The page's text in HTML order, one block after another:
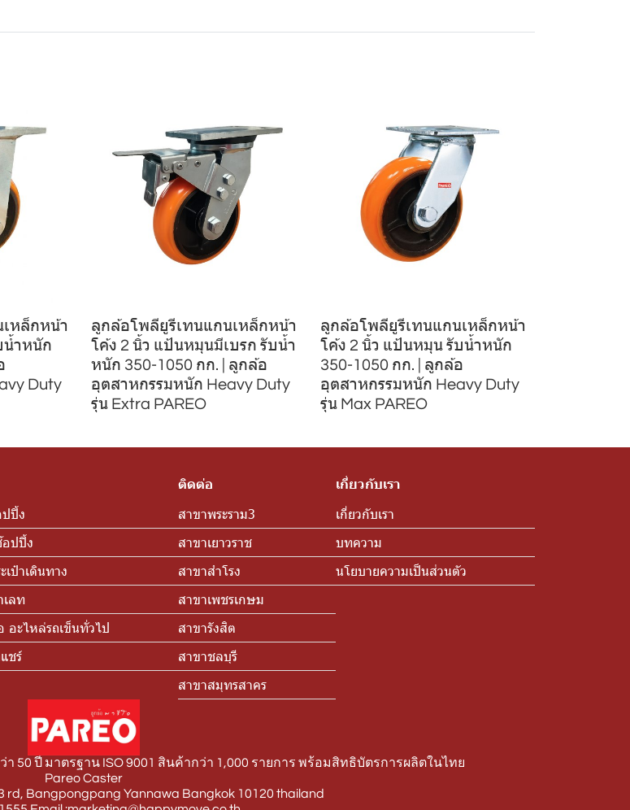
หล็กหน้า
น้ำหนัก
Duty
ลูกล้อโพลียูรีเทนแกนเหล็กหน้า
โค้ง 2 นิ้ว แป้นหมุนมีเบรก รับน้ำ
หนัก 350-1050 กก. | ลูกล้อ
อุตสาหกรรมหนัก Heavy Duty
รุ่น Extra PAREO
ลูกล้อโพลียูรีเทนแกนเหล็กหน้า
โค้ง 2 นิ้ว แป้นหมุน รับน้ำหนัก
350-1050 กก. | ลูกล้อ
อุตสาหกรรมหนัก Heavy Duty
รุ่น Max PAREO
ปิ้ง
อปปิ้ง
เป๋าเดินทาง
ลท
อะไหล่รถเข็นทั่วไป
ชร์
ติดต่อ
สาขาพระราม3
สาขาเยาวราช
สาขาสำโรง
สาขาเพชรเกษม
สาขารังสิต
สาขาชลบุรี
สาขาสมุทรสาคร
เกี่ยวกับเรา
เกี่ยวกับเรา
บทความ
นโยบายความเป็นส่วนตัว
50 ปี มาตรฐาน ISO 9001 สินค้ากว่า 1,000 รายการ พร้อมสิทธิบัตรการผลิตในไทย
Pareo Caster
rd, Bangpongpang Yannawa Bangkok 10120 thailand